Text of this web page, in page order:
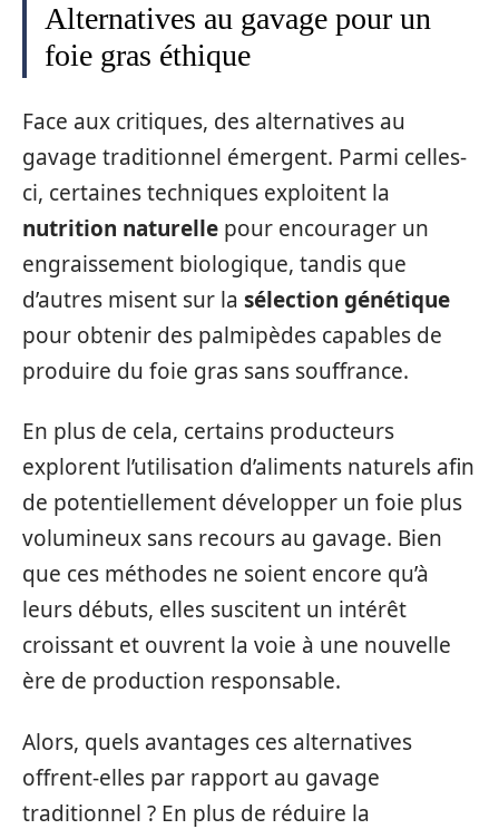
Alternatives au gavage pour un
foie gras éthique
Face aux critiques, des alternatives au
gavage traditionnel émergent. Parmi celles-
ci, certaines techniques exploitent la
nutrition naturelle pour encourager un
engraissement biologique, tandis que
d’autres misent sur la sélection génétique
pour obtenir des palmipèdes capables de
produire du foie gras sans souffrance.
En plus de cela, certains producteurs
explorent l’utilisation d’aliments naturels afin
de potentiellement développer un foie plus
volumineux sans recours au gavage. Bien
que ces méthodes ne soient encore qu’à
leurs débuts, elles suscitent un intérêt
croissant et ouvrent la voie à une nouvelle
ère de production responsable.
Alors, quels avantages ces alternatives
offrent-elles par rapport au gavage
traditionnel ? En plus de réduire la